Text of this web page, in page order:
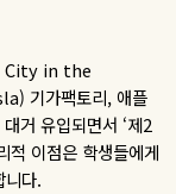
in the
기가팩토리,애플
거 유입되면서 ‘제2
적 이점은 학생들에게
니다.